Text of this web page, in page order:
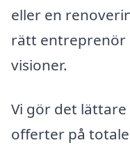
eller en
rätt entreprenör
visioner.
Vi gör det
offerter på